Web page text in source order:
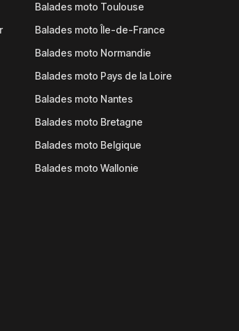
Balades moto Toulouse
Balades moto Île-de-France
Balades moto Normandie
Balades moto Pays de la Loire
Balades moto Nantes
Balades moto Bretagne
Balades moto Belgique
Balades moto Wallonie